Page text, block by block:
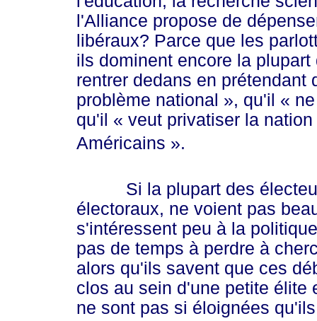
l'Alliance propose de
libéraux? Parce que les
ils dominent encore la
rentrer dedans en prétendant
problème national », qu'il « ne
qu'il « veut privatiser la
Américains ».
Si la plupart des
électoraux, ne voient pas
s'intéressent peu à la
pas de temps à perdre à
alors qu'ils savent que ces
clos au sein d'une petite élite
ne sont pas si éloignées